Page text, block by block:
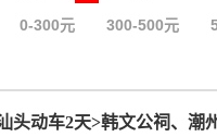
0-300元 300-500元
头动车2天>韩文公祠、